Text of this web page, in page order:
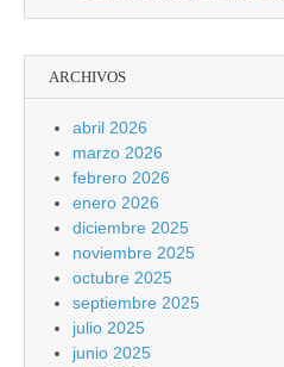
ARCHIVOS
abril 2026
marzo 2026
febrero 2026
enero 2026
diciembre 2025
noviembre 2025
octubre 2025
septiembre 2025
julio 2025
junio 2025